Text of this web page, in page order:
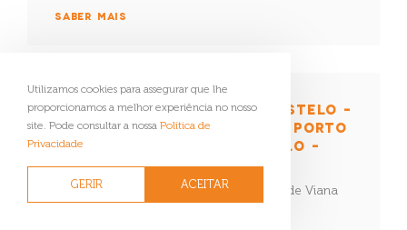
SABER MAIS
PORTO DE MAR VIANA DO CASTELO –
BOLETIM DE DIVULGAÇÃO DO PORTO
DE MAR DE VIANA DO CASTELO –
N.º65
Boletim de divulgação do porto de mar de Viana
Utilizamos cookies para assegurar que lhe
proporcionamos a melhor experiência no nosso
site. Pode consultar a nossa Política de
Privacidade
GERIR ACEITAR